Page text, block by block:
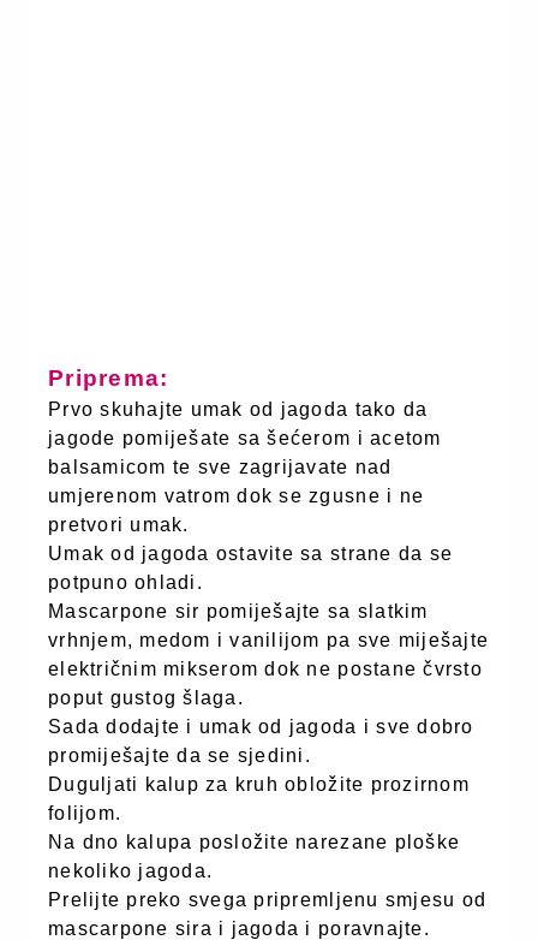
Priprema:
Prvo skuhajte umak od jagoda tako da
jagode pomiješate sa šećerom i acetom
balsamicom te sve zagrijavate nad
umjerenom vatrom dok se zgusne i ne
pretvori umak.
Umak od jagoda ostavite sa strane da se
potpuno ohladi.
Mascarpone sir pomiješajte sa slatkim
vrhnjem, medom i vanilijom pa sve miješajte
električnim mikserom dok ne postane čvrsto
poput gustog šlaga.
Sada dodajte i umak od jagoda i sve dobro
promiješajte da se sjedini.
Duguljati kalup za kruh obložite prozirnom
folijom.
Na dno kalupa posložite narezane ploške
nekoliko jagoda.
Prelijte preko svega pripremljenu smjesu od
mascarpone sira i jagoda i poravnajte.